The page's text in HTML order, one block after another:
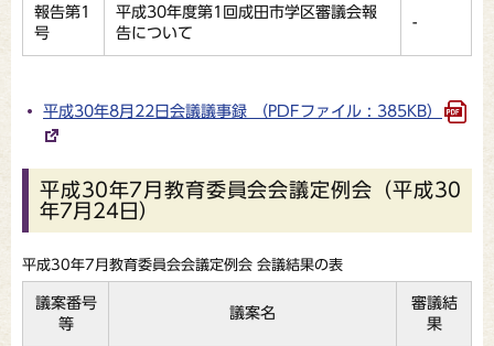
報告第1
号
平成30年度第1回成田市学区審議会報
告について
-
平成30年8月22日会議議事録 （PDFファイル : 385KB）
平成30年7月教育委員会会議定例会（平成30
年7月24日）
平成30年7月教育委員会会議定例会 会議結果の表
議案番号
等
議案名
審議結
果